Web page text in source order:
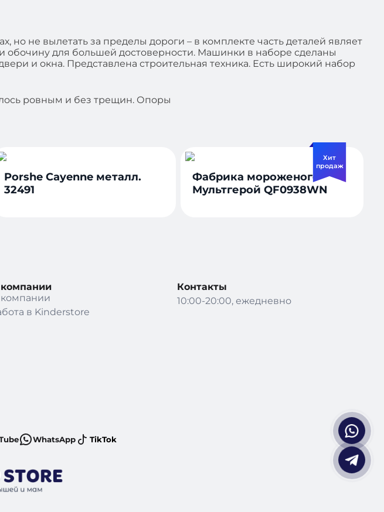
но не вылетать за пределы дороги – в комплекте часть деталей являет
обочину для большей достоверности. Машинки в наборе сделаны
и окна. Представлена строительная техника. Есть широкий набор
ровным и без трещин. Опоры
Porshe Cayenne металл.
32491
Хит
продаж
Фабрика мороженого
Мультгерой QF0938WN
в Kinderstore
Контакты
10:00-20:00, ежедневно
WhatsApp TikTok